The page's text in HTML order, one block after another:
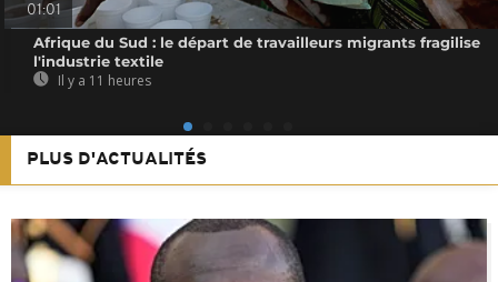
01:01
Afrique du Sud : le départ de travailleurs migrants fragilise
l'industrie textile
Il y a 11 heures
PLUS D'ACTUALITÉS